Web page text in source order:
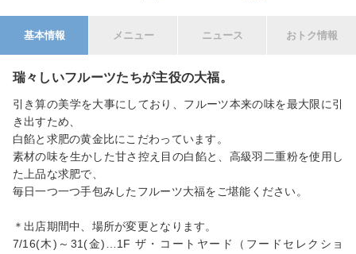
基本情報 メニュー ニュース おトク情報
瑞々しいフルーツたちが主役の大福。
引き算の美学を大事にしており、フルーツ本来の味を最大限に引
き出すため、
白餡と求肥の黄金比にこだわっています。
素材の味を生かした甘さ控え目の白餡と、高級羽二重粉を使用し
た上品な求肥で、
毎日一つ一つ手包みしたフルーツ大福をご堪能ください。
＊出店期間中、場所が変更となります。
7/16(木)～31(金)…1F ザ・コートヤード（フードセレクショ